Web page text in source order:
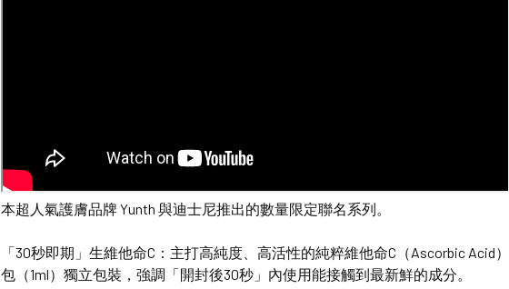
本超人氣護膚品牌 Yunth 與迪士尼推出的數量限定聯名系列。
「30秒即期」生維他命C：主打高純度、高活性的純粹維他命C（Ascorbic Acid
包（1ml）獨立包裝，強調「開封後30秒」內使用能接觸到最新鮮的成分。